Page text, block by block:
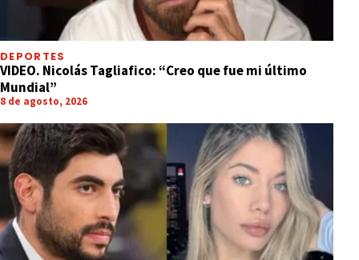
DEPORTES
VIDEO. Nicolás Tagliafico: “Creo que fue mi último
Mundial”
8 de agosto, 2026